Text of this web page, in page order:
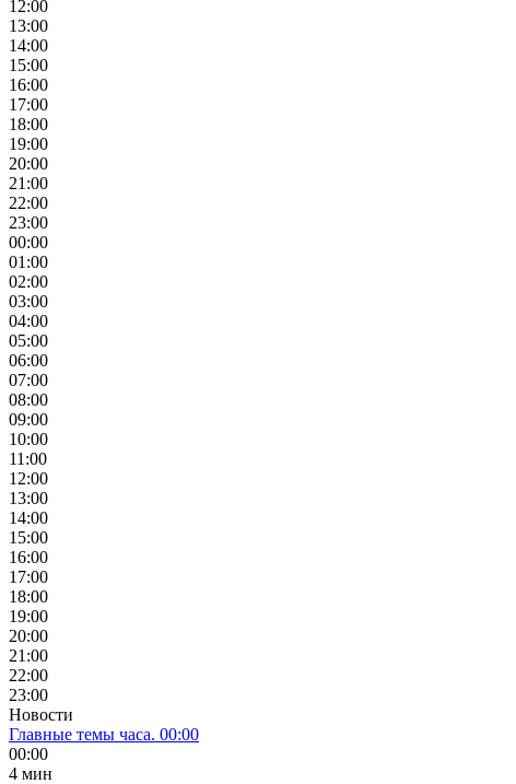
12:00
13:00
14:00
15:00
16:00
17:00
18:00
19:00
20:00
21:00
22:00
23:00
00:00
01:00
02:00
03:00
04:00
05:00
06:00
07:00
08:00
09:00
10:00
11:00
12:00
13:00
14:00
15:00
16:00
17:00
18:00
19:00
20:00
21:00
22:00
23:00
Новости
Главные темы часа. 00:00
00:00
4 мин